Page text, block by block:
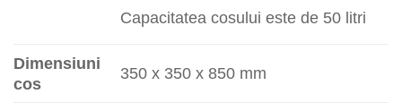
Capacitatea cosului este de 50 litri
Dimensiuni
cos
350 x 350 x 850 mm